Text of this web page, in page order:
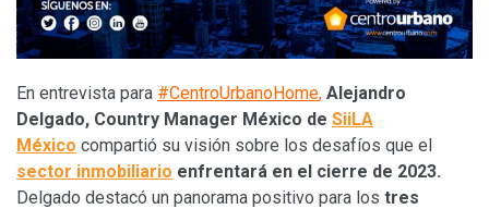
En entrevista para #CentroUrbanoHome, Alejandro
Delgado, Country Manager México de SiiLA
México compartió su visión sobre los desafíos que el
sector inmobiliario enfrentará en el cierre de 2023.
Delgado destacó un panorama positivo para los tres